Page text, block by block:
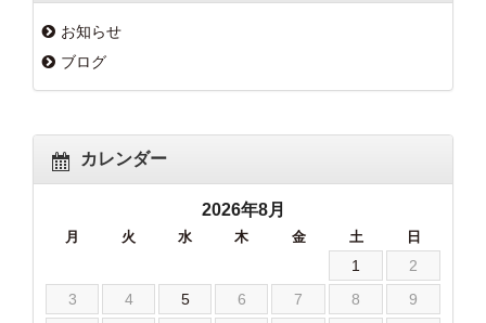
お知らせ
ブログ
カレンダー
2026年8月
月 火 水 木 金 土 日
1
2
3
4 5 6 7 8
9